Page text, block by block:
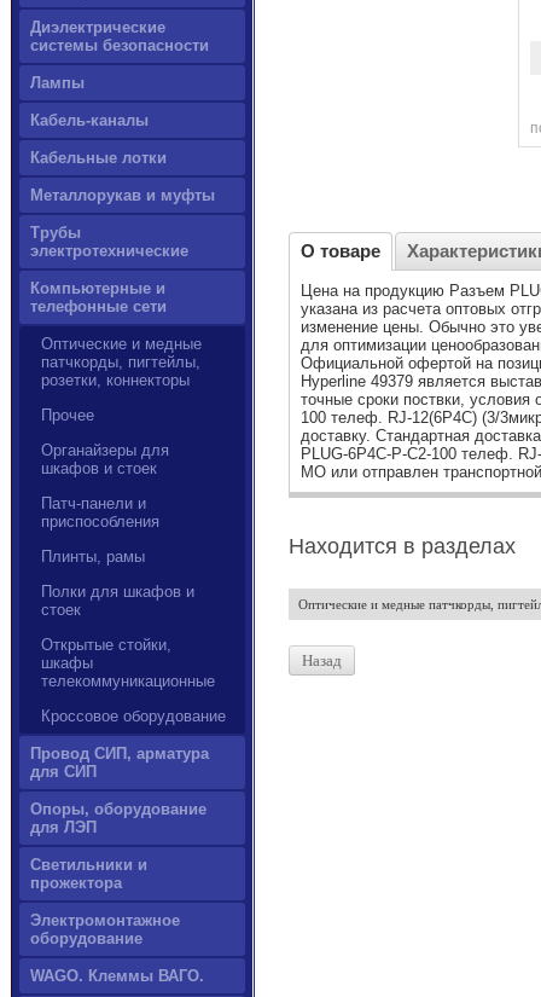
Диэлектрические
системы безопасности
Лампы
Кабель-каналы
Кабельные лотки
Металлорукав и муфты
Трубы
электротехнические
Компьютерные и
телефонные сети
Оптические и медные
патчкорды, пигтейлы,
розетки, коннекторы
Прочее
Органайзеры для
шкафов и стоек
Патч-панели и
приспособления
Плинты, рамы
Полки для шкафов и
стоек
Открытые стойки,
шкафы
телекоммуникационные
Кроссовое оборудование
Провод СИП, арматура
для СИП
Опоры, оборудование
для ЛЭП
Светильники и
прожектора
Электромонтажное
оборудование
WAGO. Клеммы ВАГО.
О товаре
Цена на продукцию Разъем
указана из расчета оптовых
изменение цены. Обычно это
для оптимизации
Официальной офертой на
Hyperline 49379 является
точные сроки поствки,
100 телеф. RJ-12(6P4C) (3/
доставку. Стандартная
PLUG-6P4C-P-C2-100 телеф.
МО или отправлен
Находится в разделах
Оптические и медные патчкорды,
Назад